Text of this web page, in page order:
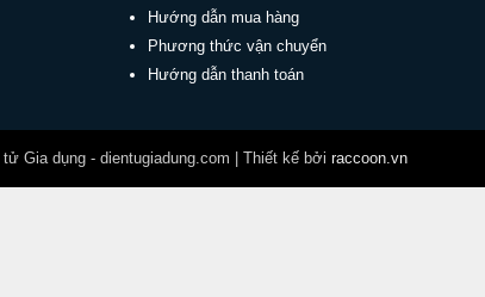
Hướng dẫn mua hàng
Phương thức vận chuyển
Hướng dẫn thanh toán
Gia dụng - dientugiadung.com | Thiết kế bởi raccoon.vn